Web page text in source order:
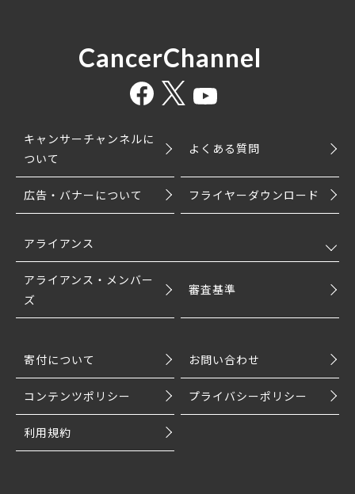
CancerChannel
キャンサーチャンネルに
ついて
よくある質問
広告・バナーについて フライヤーダウンロード
アライアンス
アライアンス・メンバー
ズ
審査基準
寄付について お問い合わせ
コンテンツポリシー プライバシーポリシー
利用規約